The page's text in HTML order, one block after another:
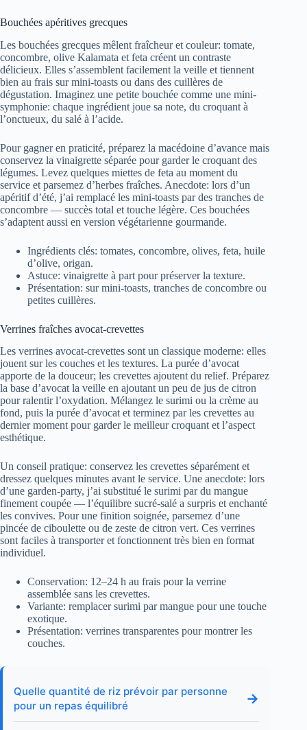
Bouchées apéritives grecques
Les bouchées grecques mêlent fraîcheur et couleur: tomate,
concombre, olive Kalamata et feta créent un contraste
délicieux. Elles s’assemblent facilement la veille et tiennent
bien au frais sur mini-toasts ou dans des cuillères de
dégustation. Imaginez une petite bouchée comme une mini-
symphonie: chaque ingrédient joue sa note, du croquant à
l’onctueux, du salé à l’acide.
Pour gagner en praticité, préparez la macédoine d’avance mais
conservez la vinaigrette séparée pour garder le croquant des
légumes. Levez quelques miettes de feta au moment du
service et parsemez d’herbes fraîches. Anecdote: lors d’un
apéritif d’été, j’ai remplacé les mini-toasts par des tranches de
concombre — succès total et touche légère. Ces bouchées
s’adaptent aussi en version végétarienne gourmande.
Ingrédients clés: tomates, concombre, olives, feta, huile
d’olive, origan.
Astuce: vinaigrette à part pour préserver la texture.
Présentation: sur mini-toasts, tranches de concombre ou
petites cuillères.
Verrines fraîches avocat-crevettes
Les verrines avocat-crevettes sont un classique moderne: elles
jouent sur les couches et les textures. La purée d’avocat
apporte de la douceur; les crevettes ajoutent du relief. Préparez
la base d’avocat la veille en ajoutant un peu de jus de citron
pour ralentir l’oxydation. Mélangez le surimi ou la crème au
fond, puis la purée d’avocat et terminez par les crevettes au
dernier moment pour garder le meilleur croquant et l’aspect
esthétique.
Un conseil pratique: conservez les crevettes séparément et
dressez quelques minutes avant le service. Une anecdote: lors
d’une garden-party, j’ai substitué le surimi par du mangue
finement coupée — l’équilibre sucré-salé a surpris et enchanté
les convives. Pour une finition soignée, parsemez d’une
pincée de ciboulette ou de zeste de citron vert. Ces verrines
sont faciles à transporter et fonctionnent très bien en format
individuel.
Conservation: 12–24 h au frais pour la verrine
assemblée sans les crevettes.
Variante: remplacer surimi par mangue pour une touche
exotique.
Présentation: verrines transparentes pour montrer les
couches.
Quelle quantité de riz prévoir par personne
pour un repas équilibré
→